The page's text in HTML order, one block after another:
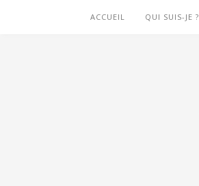
ACCUEIL QUI SUIS-JE ?